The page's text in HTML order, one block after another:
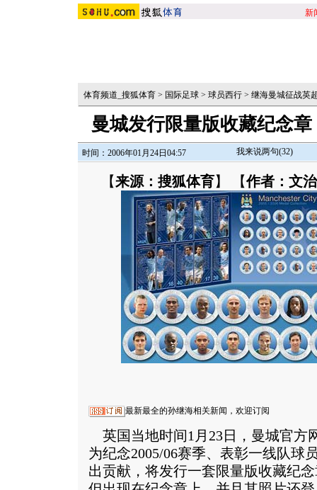
新
体育频道_搜狐体育 > 国际足球 > 球员西行 > 继海曼城征战英
曼城发行限量版收藏纪念
时间：2006年01月24日04:57 我来说两句(32)
【来源：搜狐体育 】 【作者：文治
最新最全的孙继海相关新闻，欢迎订阅
英国当地时间1月23日，曼城官方
为纪念2005/06赛季、表彰一线队球
出贡献，将发行一套限量版收藏纪